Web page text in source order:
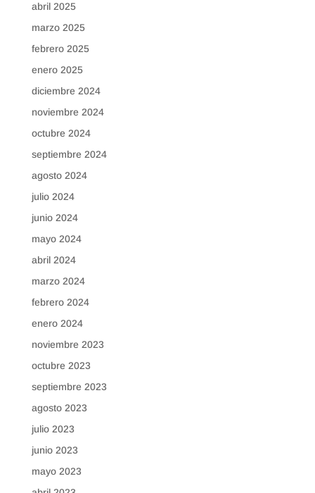
abril 2025
marzo 2025
febrero 2025
enero 2025
diciembre 2024
noviembre 2024
octubre 2024
septiembre 2024
agosto 2024
julio 2024
junio 2024
mayo 2024
abril 2024
marzo 2024
febrero 2024
enero 2024
noviembre 2023
octubre 2023
septiembre 2023
agosto 2023
julio 2023
junio 2023
mayo 2023